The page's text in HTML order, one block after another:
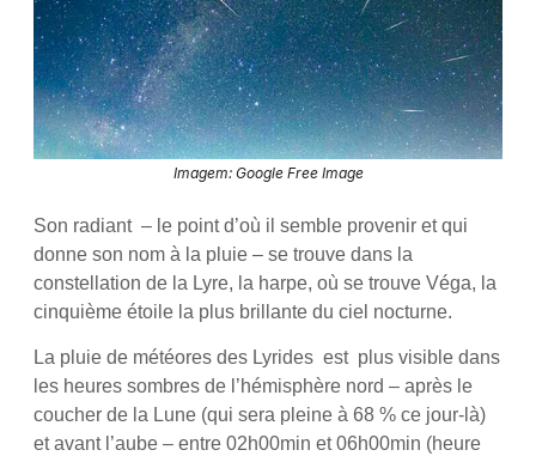
Imagem: Google Free Image
Son radiant – le point d’où il semble provenir et qui
donne son nom à la pluie – se trouve dans la
constellation de la Lyre, la harpe, où se trouve Véga, la
cinquième étoile la plus brillante du ciel nocturne.
La pluie de météores des Lyrides est plus visible dans
les heures sombres de l’hémisphère nord – après le
coucher de la Lune (qui sera pleine à 68 % ce jour-là)
et avant l’aube – entre 02h00min et 06h00min (heure